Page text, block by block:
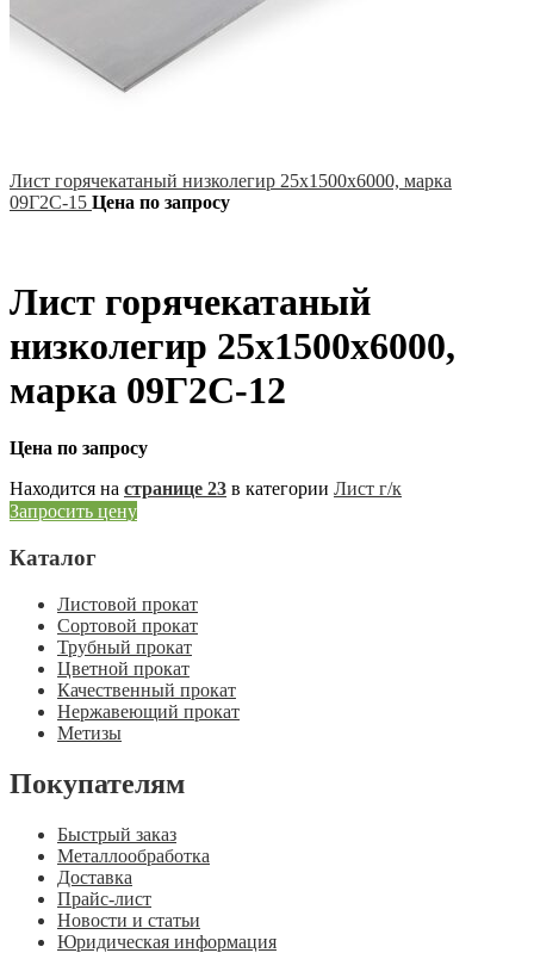
Лист горячекатаный низколегир 25х1500х6000, марка
09Г2С-15 Цена по запросу
Лист горячекатаный
низколегир 25х1500х6000,
марка 09Г2С-12
Цена по запросу
Находится на странице 23 в категории Лист г/к
Запросить цену
Каталог
Листовой прокат
Сортовой прокат
Трубный прокат
Цветной прокат
Качественный прокат
Нержавеющий прокат
Метизы
Покупателям
Быстрый заказ
Металлообработка
Доставка
Прайс-лист
Новости и статьи
Юридическая информация